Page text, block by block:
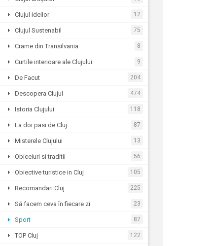
Clujul ideilor 12
Clujul Sustenabil 75
Crame din Transilvania 8
Curtile interioare ale Clujului 9
De Facut 204
Descopera Clujul 474
Istoria Clujului 118
La doi pasi de Cluj 87
Misterele Clujului 13
Obiceiuri si traditii 56
Obiective turistice in Cluj 105
Recomandari Cluj 225
Să facem ceva în fiecare zi 23
Sport 87
TOP Cluj 122